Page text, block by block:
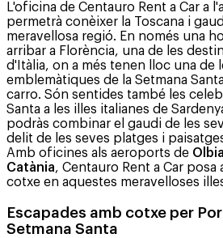
L'oficina de Centauro Rent a Car a
permetrà conèixer la Toscana i
meravellosa regió. En només una
arribar a Florència, una de les
d'Itàlia, on a més tenen lloc una de
emblemàtiques de la Setmana
carro. Són sentides també les
Santa a les illes italianes de
podràs combinar el gaudi de les
delit de les seves platges i
Amb oficines als aeroports de
Catània, Centauro Rent a Car
cotxe en aquestes meravelloses
Escapades amb cotxe per
Setmana Santa